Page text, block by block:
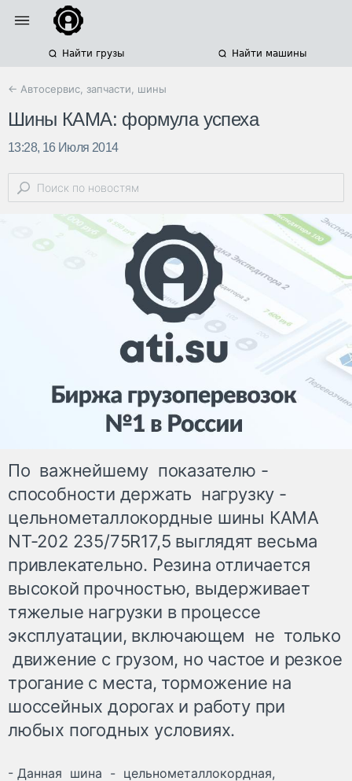
Найти грузы Найти машины
← Автосервис, запчасти, шины
Шины КАМА: формула успеха
13:28, 16 Июля 2014
По важнейшему показателю -
способности держать нагрузку -
цельнометаллокордные шины КAMA
NT-202 235/75R17,5 выглядят весьма
привлекательно. Резина отличается
высокой прочностью, выдерживает
тяжелые нагрузки в процессе
эксплуатации, включающем не только
движение с грузом, но частое и резкое
трогание с места, торможение на
шоссейных дорогах и работу при
любых погодных условиях.
- Данная шина - цельнометаллокордная,